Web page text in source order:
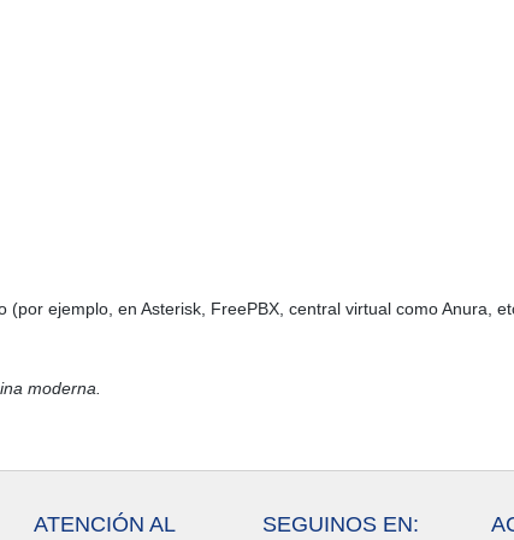
ejemplo, en Asterisk, FreePBX, central virtual como Anura,
moderna.
ATENCIÓN AL
SEGUINOS EN: